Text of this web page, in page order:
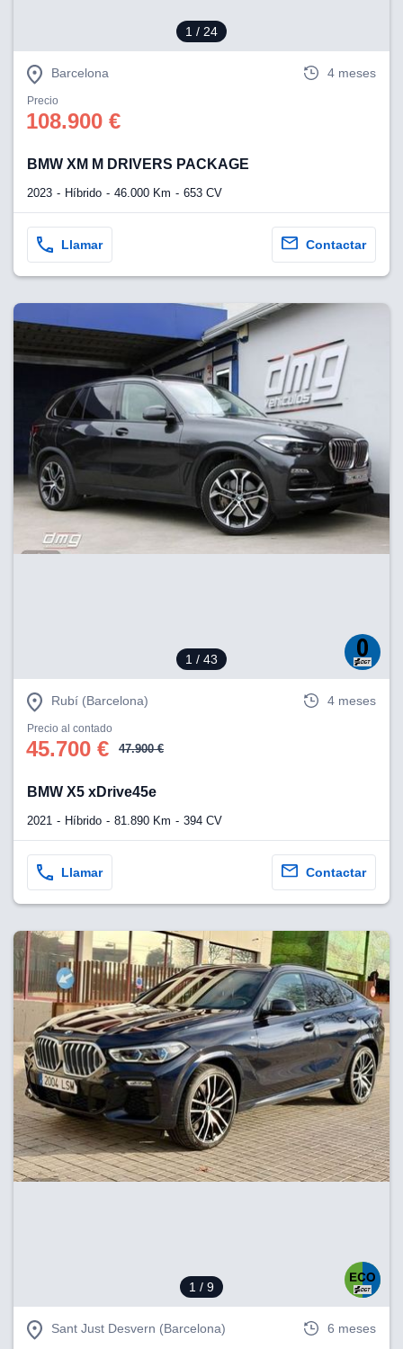
1 / 24
Barcelona 4 meses
Precio
108.900 €
BMW XM M DRIVERS PACKAGE
2023 Híbrido 46.000 Km 653 CV
Llamar Contactar
1 / 43
Rubí (Barcelona) 4 meses
Precio al contado
45.700 € 47.900 €
BMW X5 xDrive45e
2021 Híbrido 81.890 Km 394 CV
Llamar Contactar
1 / 9
Sant Just Desvern (Barcelona) 6 meses